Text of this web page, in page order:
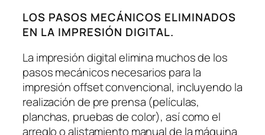
LOS PASOS MECÁNICOS ELIMINADOS
EN LA IMPRESIÓN DIGITAL.
La impresión digital elimina muchos de los
pasos mecánicos necesarios para la
impresión offset convencional, incluyendo la
realización de pre prensa (películas,
planchas, pruebas de color), así como el
arreglo o alistamiento manual de la máquina